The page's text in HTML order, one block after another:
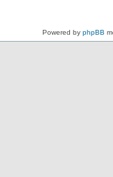
Powered by phpBB